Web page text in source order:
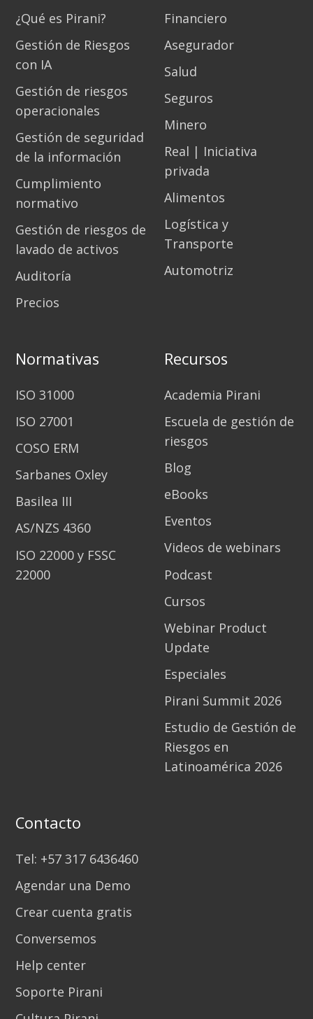
¿Qué es Pirani?
Gestión de Riesgos
con IA
Gestión de riesgos
operacionales
Gestión de seguridad
de la información
Cumplimiento
normativo
Gestión de riesgos de
lavado de activos
Auditoría
Precios
Financiero
Asegurador
Salud
Seguros
Minero
Real | Iniciativa
privada
Alimentos
Logística y
Transporte
Automotriz
Normativas
ISO 31000
ISO 27001
COSO ERM
Sarbanes Oxley
Basilea III
AS/NZS 4360
ISO 22000 y FSSC
22000
Recursos
Academia Pirani
Escuela de gestión de
riesgos
Blog
eBooks
Eventos
Videos de webinars
Podcast
Cursos
Webinar Product
Update
Especiales
Pirani Summit 2026
Estudio de Gestión de
Riesgos en
Latinoamérica 2026
Contacto
Tel: +57 317 6436460
Agendar una Demo
Crear cuenta gratis
Conversemos
Help center
Soporte Pirani